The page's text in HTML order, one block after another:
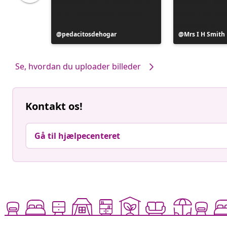
Opslag
offentliggjort
pedacitosdehogar
Opslag
offentliggjort
Mrs I H Smith
Se, hvordan du uploader billeder
Kontakt os!
Gå til hjælpecenteret